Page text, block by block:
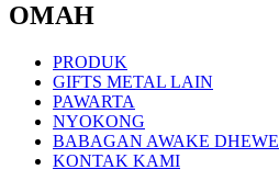
OMAH
PRODUK
GIFTS METAL LAIN
PAWARTA
NYOKONG
BABAGAN AWAKE DHEWE
KONTAK KAMI